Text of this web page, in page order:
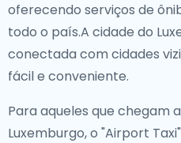
oferecendo serviços de
todo o país.A cidade do
conectada com cidades
fácil e conveniente.
Para aqueles que chegam
Luxemburgo, o "Airport